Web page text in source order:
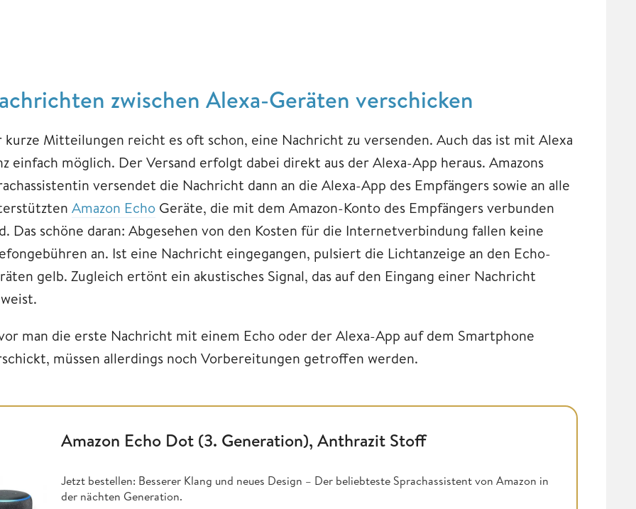
zwischen Alexa-Geräten verschicken
kurze Mitteilungen reicht es oft schon, eine Nachricht zu versenden. Auch das ist mit Alexa
einfach möglich. Der Versand erfolgt dabei direkt aus der Alexa-App heraus. Amazons
versendet die Nachricht dann an die Alexa-App des Empfängers sowie an alle
Amazon Echo Geräte, die mit dem Amazon-Konto des Empfängers verbunden
Das schöne daran: Abgesehen von den Kosten für die Internetverbindung fallen keine
an. Ist eine Nachricht eingegangen, pulsiert die Lichtanzeige an den Echo-
gelb. Zugleich ertönt ein akustisches Signal, das auf den Eingang einer Nachricht
man die erste Nachricht mit einem Echo oder der Alexa-App auf dem Smartphone
müssen allerdings noch Vorbereitungen getroffen werden.
Amazon Echo Dot (3. Generation), Anthrazit Stoff
Jetzt bestellen: Besserer Klang und neues Design – Der beliebteste Sprachassistent von Amazon in
der nächten Generation.